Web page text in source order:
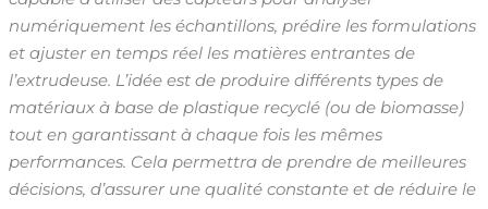
numériquement les échantillons, prédire les formulations
et ajuster en temps réel les matières entrantes de
l’extrudeuse. L’idée est de produire différents types de
matériaux à base de plastique recyclé (ou de biomasse)
tout en garantissant à chaque fois les mêmes
performances. Cela permettra de prendre de meilleures
décisions, d’assurer une qualité constante et de réduire le